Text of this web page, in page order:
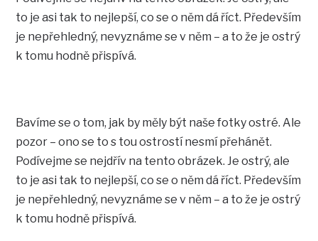
to je asi tak to nejlepší, co se o něm dá říct. Především
je nepřehledný, nevyznáme se v něm – a to že je ostrý
k tomu hodně přispívá.
Bavíme se o tom, jak by měly být naše fotky ostré. Ale
pozor – ono se to s tou ostrostí nesmí přehánět.
Podívejme se nejdřív na tento obrázek. Je ostrý, ale
to je asi tak to nejlepší, co se o něm dá říct. Především
je nepřehledný, nevyznáme se v něm – a to že je ostrý
k tomu hodně přispívá.